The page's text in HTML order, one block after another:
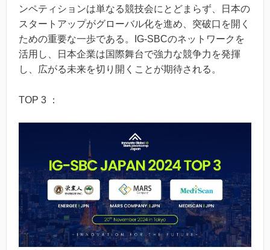
ンペティションは単なる競技会にとどまらず、日本の
スタートアップがグローバル化を進め、突破口を開く
ための重要な一歩である。IG-SBCのネットワークを
活用し、日本企業は国際舞台で強力な競争力を発揮
し、広がる未来を切り開くことが期待される。
TOP 3 ：